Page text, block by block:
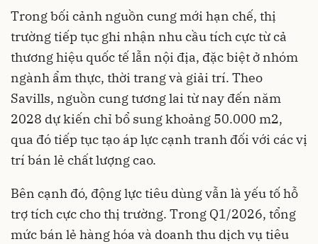
Trong bối cảnh nguồn cung mới hạn chế, thị
trường tiếp tục ghi nhận nhu cầu tích cực từ cả
thương hiệu quốc tế lẫn nội địa, đặc biệt ở nhóm
ngành ẩm thực, thời trang và giải trí. Theo
Savills, nguồn cung tương lai từ nay đến năm
2028 dự kiến chỉ bổ sung khoảng 50.000 m2,
qua đó tiếp tục tạo áp lực cạnh tranh đối với các vị
trí bán lẻ chất lượng cao.
Bên cạnh đó, động lực tiêu dùng vẫn là yếu tố hỗ
trợ tích cực cho thị trường. Trong Q1/2026, tổng
mức bán lẻ hàng hóa và doanh thu dịch vụ tiêu